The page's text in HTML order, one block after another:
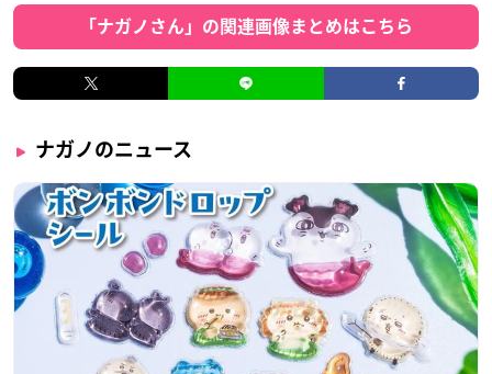
「ナガノさん」の関連画像まとめはこちら
ナガノのニュース